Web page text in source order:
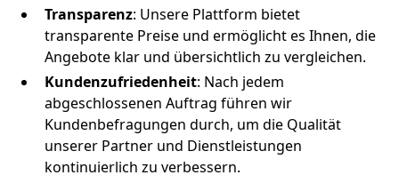
Transparenz: Unsere Plattform bietet
transparente Preise und ermöglicht es Ihnen, die
Angebote klar und übersichtlich zu vergleichen.
Kundenzufriedenheit: Nach jedem
abgeschlossenen Auftrag führen wir
Kundenbefragungen durch, um die Qualität
unserer Partner und Dienstleistungen
kontinuierlich zu verbessern.